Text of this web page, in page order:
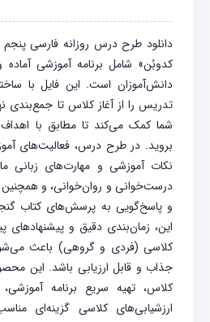
کدوبُن» شامل برنامه آموزشی آماده
دانش‌آموزان است. این فایل با
تدریس را از آغاز کلاس تا
شما کمک می‌کند تا مطابق با
بروید. در طرح درس، فعالیت‌های
نکات آموزشی و مهارت‌های زبانی
درست‌خوانی و روان‌خوانی، و
و پاسخ‌گویی به پرسش‌های کتاب
این، زمان‌بندی دقیق و پیشنهادهای
کلاسی (فردی و گروهی) باعث
جذاب و قابل ارزیابی باشد. این
کلاس، تهیه سریع برنامه
ارزشیابی‌های کلاسی گزینه‌ای